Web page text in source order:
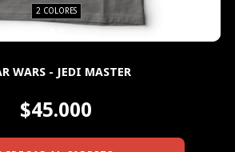
2 COLORES
WARS - JEDI MASTER
$45.000